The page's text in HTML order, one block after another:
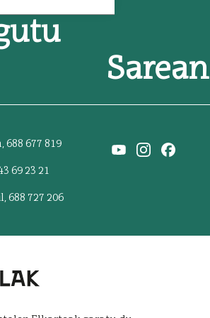
688 677 819
69 23 21
688 727 206
Sarean